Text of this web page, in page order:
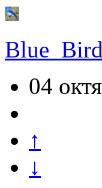
Blue_Bird
04
↑
↓